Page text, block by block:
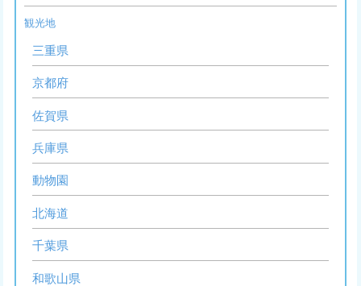
観光地
三重県
京都府
佐賀県
兵庫県
動物園
北海道
千葉県
和歌山県